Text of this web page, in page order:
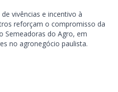
vivências e incentivo à
reforçam o compromisso da
Semeadoras do Agro, em
no agronegócio paulista.